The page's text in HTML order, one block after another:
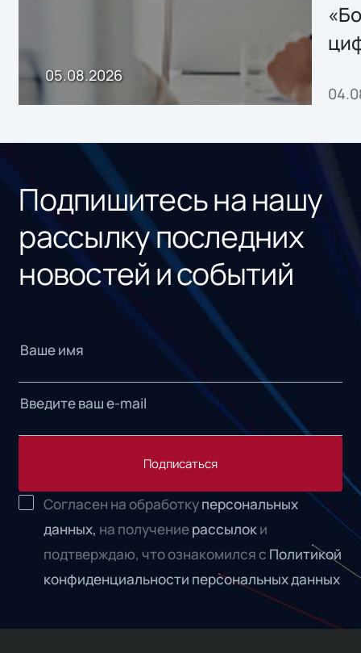
05.08.2026
Подпишитесь на нашу
рассылку последних
новостей и событий
Подписаться
Согласен на обработкуперсональных
данных, на получениерассылоки
подтверждаю, что ознакомился с Политикой
конфиденциальности персональных данных